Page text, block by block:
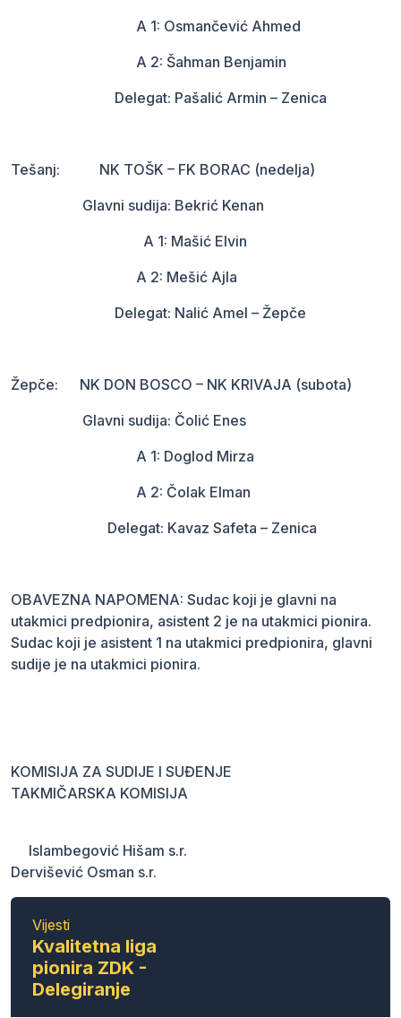
A 1: Osmančević Ahmed
A 2: Šahman Benjamin
Delegat: Pašalić Armin – Zenica
Tešanj: NK TOŠK – FK BORAC (nedelja)
Glavni sudija: Bekrić Kenan
A 1: Mašić Elvin
A 2: Mešić Ajla
Delegat: Nalić Amel – Žepče
Žepče: NK DON BOSCO – NK KRIVAJA (subota)
Glavni sudija: Čolić Enes
A 1: Doglod Mirza
A 2: Čolak Elman
Delegat: Kavaz Safeta – Zenica
OBAVEZNA NAPOMENA: Sudac koji je glavni na
utakmici predpionira, asistent 2 je na utakmici pionira.
Sudac koji je asistent 1 na utakmici predpionira, glavni
sudije je na utakmici pionira.
KOMISIJA ZA SUDIJE I SUĐENJE
TAKMIČARSKA KOMISIJA
Islambegović Hišam s.r.
Dervišević Osman s.r.
Vijesti
Kvalitetna liga
pionira ZDK -
Delegiranje